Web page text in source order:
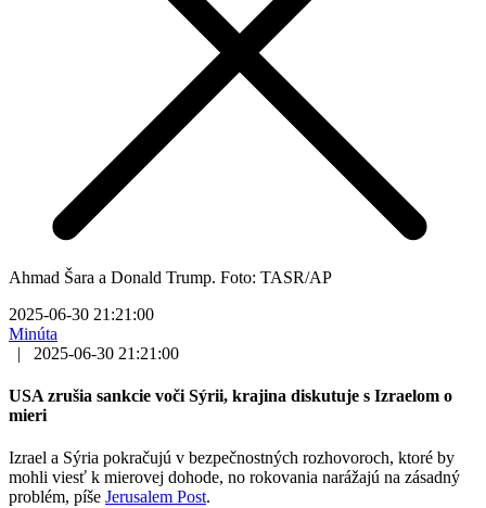
Ahmad Šara a Donald Trump. Foto: TASR/AP
2025-06-30 21:21:00
Minúta
|
2025-06-30 21:21:00
USA zrušia sankcie voči Sýrii, krajina diskutuje s Izraelom o
mieri
Izrael a Sýria pokračujú v bezpečnostných rozhovoroch, ktoré by
mohli viesť k mierovej dohode, no rokovania narážajú na zásadný
problém, píše Jerusalem Post.